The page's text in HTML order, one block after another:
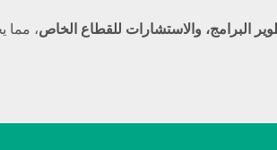
البرامج، والاستشارات للقطاع الخاص، مما